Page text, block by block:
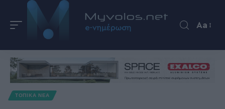
Aa
ΤΟΠΙΚΑ ΝΕΑ